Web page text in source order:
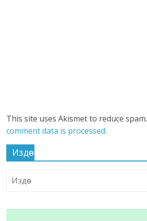
This site uses Akismet to reduce spam.
comment data is processed.
Издөө